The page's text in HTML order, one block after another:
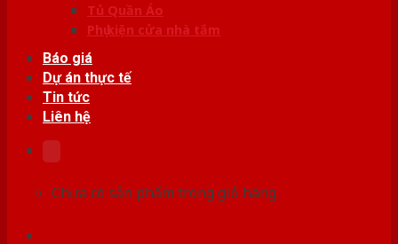
Tủ Quần Áo
Phụ kiện cửa nhà tắm
Báo giá
Dự án thực tế
Tin tức
Liên hệ
Chưa có sản phẩm trong giỏ hàng.